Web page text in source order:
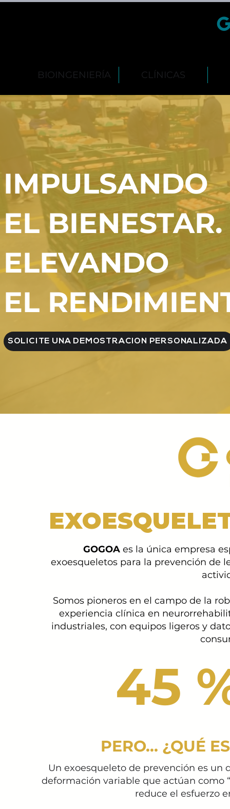
BIOINGENIERÍA CLÍNICAS
IMPULSANDO
EL BIENESTAR.
ELEVANDO
EL
SOLICITE UNA DEMOSTRACIÓN PERSONALIZADA
GOGOA es la única empresa
exoesqueletos para la prevención de
Somos pioneros en el campo de la
experiencia clínica en
industriales, con equipos ligeros y
45
PERO... ¿QUÉ
Un exoesqueleto de prevención es
deformación variable que actúan como
reduce el esfuerzo